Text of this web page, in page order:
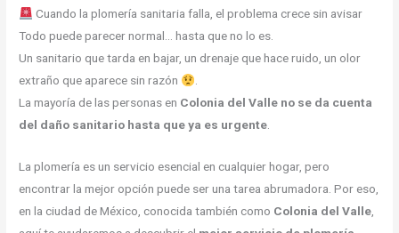
Cuando la plomería sanitaria falla, el problema crece sin avisar
Todo puede parecer normal… hasta que no lo es.
Un sanitario que tarda en bajar, un drenaje que hace ruido, un olor
extraño que aparece sin razón
.
La mayoría de las personas en Colonia del Valle no se da cuenta
del daño sanitario hasta que ya es urgente.
La plomería es un servicio esencial en cualquier hogar, pero
encontrar la mejor opción puede ser una tarea abrumadora. Por eso,
en la ciudad de México, conocida también como Colonia del Valle